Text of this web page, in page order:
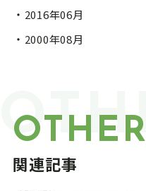
2016年06月
2000年08月
関連記事